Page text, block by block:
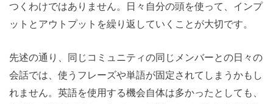
つくわけではありません。日々自分の頭を使って、インプ
ットとアウトプットを繰り返していくことが大切です。
先述の通り、同じコミュニティの同じメンバーとの日々の
会話では、使うフレーズや単語が固定されてしまうかもし
れません。英語を使用する機会自体は多かったとしても、